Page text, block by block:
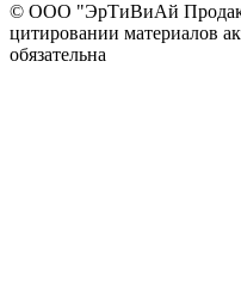
© ООО "ЭрТиВиАй
цитировании материалов
обязательна